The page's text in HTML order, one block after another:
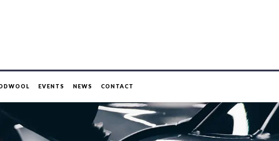
EVENTS NEWS CONTACT